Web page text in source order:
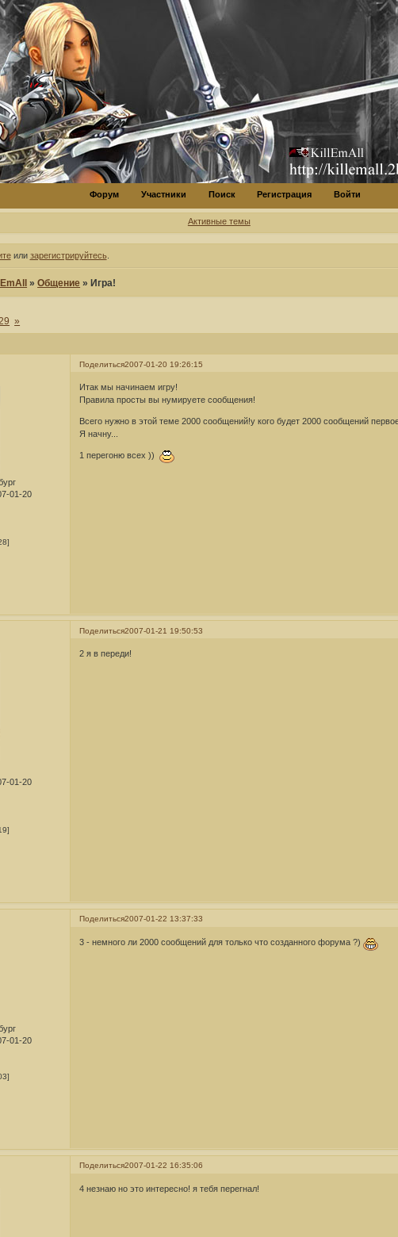
Форум Участники Поиск Регистрация Войти
Активные темы
или зарегистрируйтесь.
»Общение »Игра!
29 »
Поделиться2007-01-20 19:26:15
01-20
Итак мы начинаем игру!
Правила просты вы нумируете сообщения!
Всего нужно в этой теме 2000 сообщений!у кого будет 2000 сообщений
Я начну...
1 перегоню всех ))
Поделиться2007-01-21 19:50:53
01-20
2 я в переди!
Поделиться2007-01-22 13:37:33
01-20
3 - немного ли 2000 сообщений для только что созданного форума ?)
Поделиться2007-01-22 16:35:06
4 незнаю но это интересно! я тебя перегнал!